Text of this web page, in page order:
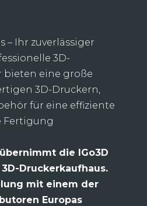
– Ihr zuverlässiger
3D-
bieten eine große
3D-Druckern,
für eine effiziente
Fertigung
die IGo3D
Druckerkaufhaus.
mit einem der
Europas